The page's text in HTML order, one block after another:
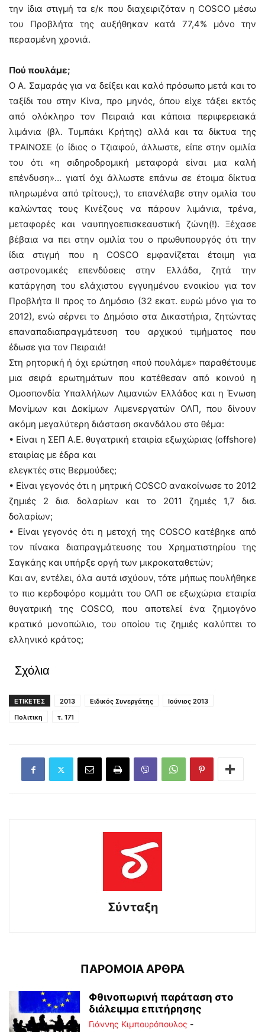
την ίδια στιγμή τα ε/κ που διαχειριζόταν η COSCO μέσω
του Προβλήτα της αυξήθηκαν κατά 77,4% μόνο την
περασμένη χρονιά.
Πού πουλάμε;
Ο Α. Σαμαράς για να δείξει και καλό πρόσωπο μετά και το
ταξίδι του στην Κίνα, προ μηνός, όπου είχε τάξει εκτός
από ολόκληρο τον Πειραιά και κάποια περιφερειακά
λιμάνια (βλ. Τυμπάκι Κρήτης) αλλά και τα δίκτυα της
ΤΡΑΙΝΟΣΕ (ο ίδιος ο Τζιαφού, άλλωστε, είπε στην ομιλία
του ότι «η σιδηροδρομική μεταφορά είναι μια καλή
επένδυση»… γιατί όχι άλλωστε επάνω σε έτοιμα δίκτυα
πληρωμένα από τρίτους;), το επανέλαβε στην ομιλία του
καλώντας τους Κινέζους να πάρουν λιμάνια, τρένα,
μεταφορές και ναυπηγοεπισκεαυστική ζώνη(!). Ξέχασε
βέβαια να πει στην ομιλία του ο πρωθυπουργός ότι την
ίδια στιγμή που η COSCO εμφανίζεται έτοιμη για
αστρονομικές επενδύσεις στην Ελλάδα, ζητά την
κατάργηση του ελάχιστου εγγυημένου ενοικίου για τον
Προβλήτα ΙΙ προς το Δημόσιο (32 εκατ. ευρώ μόνο για το
2012), ενώ σέρνει το Δημόσιο στα Δικαστήρια, ζητώντας
επαναπαδιαπραγμάτευση του αρχικού τιμήματος που
έδωσε για τον Πειραιά!
Στη ρητορική ή όχι ερώτηση «πού πουλάμε» παραθέτουμε
μια σειρά ερωτημάτων που κατέθεσαν από κοινού η
Ομοσπονδία Υπαλλήλων Λιμανιών Ελλάδος και η Ένωση
Μονίμων και Δοκίμων Λιμενεργατών ΟΛΠ, που δίνουν
ακόμη μεγαλύτερη διάσταση σκανδάλου στο θέμα:
• Είναι η ΣΕΠ Α.Ε. θυγατρική εταιρία εξωχώριας (offshore)
εταιρίας με έδρα και
ελεγκτές στις Βερμούδες;
• Είναι γεγονός ότι η μητρική COSCO ανακοίνωσε το 2012
ζημιές 2 δισ. δολαρίων και το 2011 ζημιές 1,7 δισ.
δολαρίων;
• Είναι γεγονός ότι η μετοχή της COSCO κατέβηκε από
τον πίνακα διαπραγμάτευσης του Χρηματιστηρίου της
Σαγκάης και υπήρξε οργή των μικροκαταθετών;
Και αν, εντέλει, όλα αυτά ισχύουν, τότε μήπως πουλήθηκε
το πιο κερδοφόρο κομμάτι του ΟΛΠ σε εξωχώρια εταιρία
θυγατρική της COSCO, που αποτελεί ένα ζημιογόνο
κρατικό μονοπώλιο, του οποίου τις ζημιές καλύπτει το
ελληνικό κράτος;
Σχόλια
ΕΤΙΚΕΤΕΣ 2013 Ειδικός Συνεργάτης
Ιούνιος 2013
Πολιτικη
τ. 171
Σύνταξη
ΠΑΡΟΜΟΙΑ ΑΡΘΡΑ
Φθινοπωρινή παράταση στο
διάλειμμα επιτήρησης
Γιάννης Κιμπουρόπουλος -